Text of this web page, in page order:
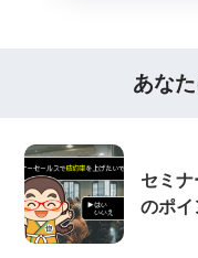
あな
セミ
のポイ